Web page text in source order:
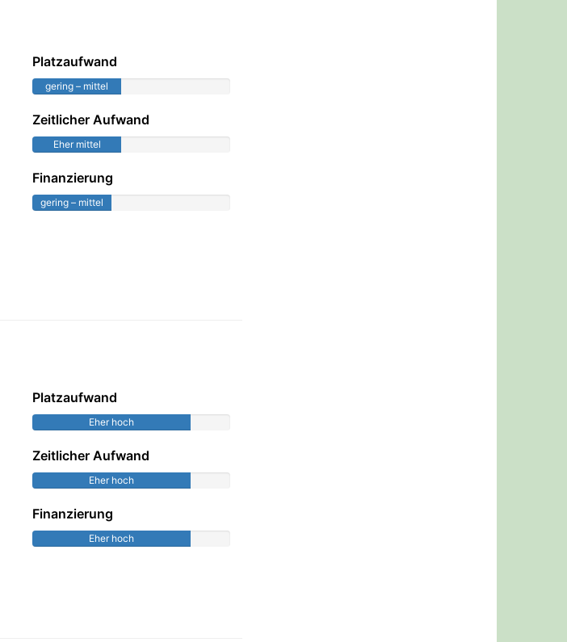
Platzaufwand
gering – mittel
Zeitlicher Aufwand
Eher mittel
Finanzierung
gering – mittel
Platzaufwand
Eher hoch
Zeitlicher Aufwand
Eher hoch
Finanzierung
Eher hoch